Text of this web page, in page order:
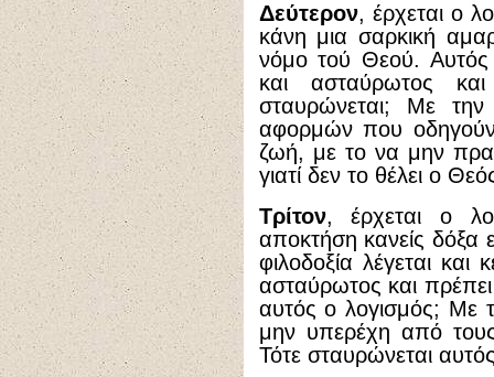
Δεύτερον, έρχεται ο
κάνη μια σαρκική
νόμο τού Θεού. Αυτός
και ασταύρωτος
σταυρώνεται; Με
αφορμών που οδηγούν
ζωή, με το να μην
γιατί δεν το θέλει ο
Τρίτον, έρχεται ο
αποκτήση κανείς
φιλοδοξία λέγεται και
ασταύρωτος και
αυτός ο λογισμός;
μην υπερέχη από
Τότε σταυρώνεται